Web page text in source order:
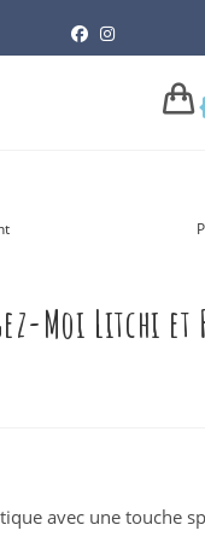
Moi Litchi et
avec une touche